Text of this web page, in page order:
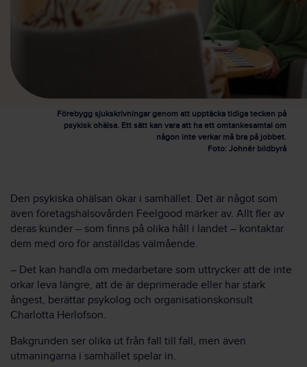
Förebygg sjukskrivningar genom att upptäcka tidiga tecken på
psykisk ohälsa. Ett sätt kan vara att ha ett omtankesamtal om
någon inte verkar må bra på jobbet.
Foto: Johnér bildbyrå
Den psykiska ohälsan ökar i samhället. Det är något som
även företagshälsovården Feelgood märker av. Allt fler av
deras kunder – som finns på olika håll i landet – kontaktar
dem med oro för anställdas välmående.
– Det kan handla om medarbetare som uttrycker att de inte
orkar leva längre, att de är deprimerade eller har stark
ångest, berättar psykolog och organisationskonsult
Charlotta Herlofson.
Bakgrunden ser olika ut från fall till fall, men även
utmaningarna i samhället spelar in.